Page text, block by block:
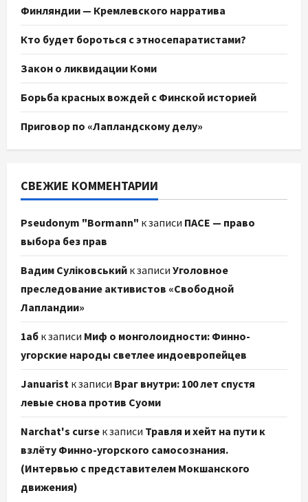
Финляндии — Кремлевского нарратива
Кто будет бороться с этносепаратистами?
Закон о ликвидации Коми
Борьба красных вождей с Финской историей
Приговор по «Лапландскому делу»
СВЕЖИЕ КОММЕНТАРИИ
Pseudonym "Bormann" к записи ПАСЕ — право
выбора без прав
Вадим Суліковський к записи Уголовное
преследование активистов «Свободной
Лапландии»
1аб к записи Миф о монголоидности: Финно-
угорские народы светлее индоевропейцев
Januarist к записи Враг внутри: 100 лет спустя
левые снова против Суоми
Narchat's curse к записи Травля и хейт на пути к
взлёту Финно-угорского самосознания.
(Интервью с представителем Мокшанского
движения)